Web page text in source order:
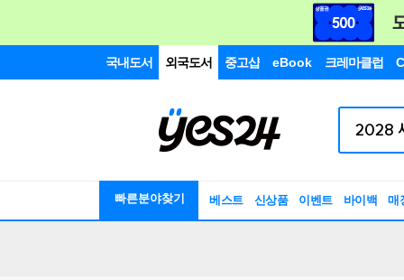
국내도서 외국도서 중고샵 eBook 크레마클럽
빠른분야찾기 베스트 신상품 이벤트 바이백 매